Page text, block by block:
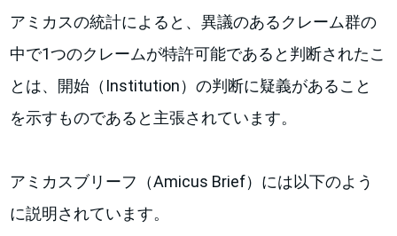
アミカスの統計によると、異議のあるクレーム群の
中で1つのクレームが特許可能であると判断されたこ
とは、開始（Institution）の判断に疑義があること
を示すものであると主張されています。
アミカスブリーフ（Amicus Brief）には以下のよう
に説明されています。